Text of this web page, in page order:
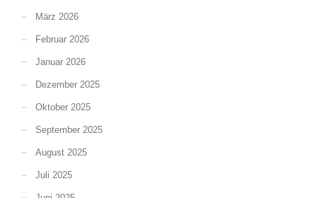
März 2026
Februar 2026
Januar 2026
Dezember 2025
Oktober 2025
September 2025
August 2025
Juli 2025